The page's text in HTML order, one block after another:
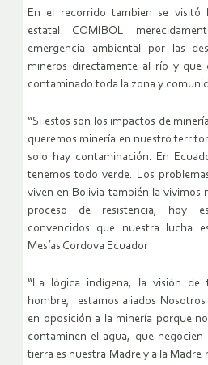
En el recorrido tambien se visitó
estatal COMIBOL
emergencia ambiental por las
mineros directamente al río y que
contaminado toda la zona y
“Si estos son los impactos de
queremos minería en nuestro
solo hay contaminación. En
tenemos todo verde. Los
viven en Bolivia también la vivimos
proceso de resistencia, hoy
convencidos que nuestra lucha
Mesías Cordova Ecuador
“La lógica indígena, la visión de
hombre, estamos aliados
en oposición a la minería porque
contaminen el agua, que
tierra es nuestra Madre y a la Madre